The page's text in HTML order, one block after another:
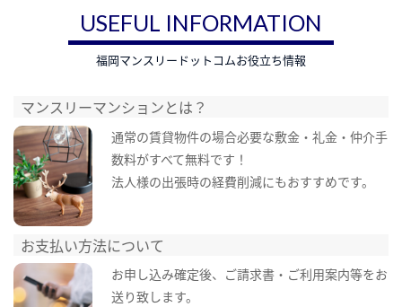
USEFUL INFORMATION
福岡マンスリードットコムお役立ち情報
マンスリーマンションとは？
通常の賃貸物件の場合必要な敷金・礼金・仲介手
数料がすべて無料です！
法人様の出張時の経費削減にもおすすめです。
お支払い方法について
お申し込み確定後、ご請求書・ご利用案内等をお
送り致します。